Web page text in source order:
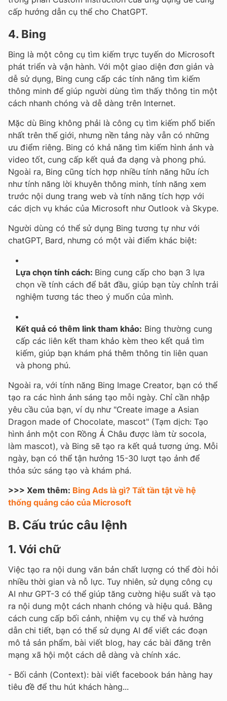
cấp hướng dẫn cụ thể cho ChatGPT.
4. Bing
Bing là một công cụ tìm kiếm trực tuyến do Microsoft
phát triển và vận hành. Với một giao diện đơn giản và
dễ sử dụng, Bing cung cấp các tính năng tìm kiếm
thông minh để giúp người dùng tìm thấy thông tin một
cách nhanh chóng và dễ dàng trên Internet.
Mặc dù Bing không phải là công cụ tìm kiếm phổ biến
nhất trên thế giới, nhưng nền tảng này vẫn có những
ưu điểm riêng. Bing có khả năng tìm kiếm hình ảnh và
video tốt, cung cấp kết quả đa dạng và phong phú.
Ngoài ra, Bing cũng tích hợp nhiều tính năng hữu ích
như tính năng lời khuyên thông minh, tính năng xem
trước nội dung trang web và tính năng tích hợp với
các dịch vụ khác của Microsoft như Outlook và Skype.
Người dùng có thể sử dụng Bing tương tự như với
chatGPT, Bard, nhưng có một vài điểm khác biệt:
Lựa chọn tính cách: Bing cung cấp cho bạn 3 lựa
chọn về tính cách để bắt đầu, giúp bạn tùy chỉnh trải
nghiệm tương tác theo ý muốn của mình.
Kết quả có thêm link tham khảo: Bing thường cung
cấp các liên kết tham khảo kèm theo kết quả tìm
kiếm, giúp bạn khám phá thêm thông tin liên quan
và phong phú.
Ngoài ra, với tính năng Bing Image Creator, bạn có thể
tạo ra các hình ảnh sáng tạo mỗi ngày. Chỉ cần nhập
yêu cầu của bạn, ví dụ như "Create image a Asian
Dragon made of Chocolate, mascot" (Tạm dịch: Tạo
hình ảnh một con Rồng Á Châu được làm từ socola,
làm mascot), và Bing sẽ tạo ra kết quả tương ứng. Mỗi
ngày, bạn có thể tận hưởng 15-30 lượt tạo ảnh để
thỏa sức sáng tạo và khám phá.
>>> Xem thêm: Bing Ads là gì? Tất tần tật về hệ
thống quảng cáo của Microsoft
B. Cấu trúc câu lệnh
1. Với chữ
Việc tạo ra nội dung văn bản chất lượng có thể đòi hỏi
nhiều thời gian và nỗ lực. Tuy nhiên, sử dụng công cụ
AI như GPT-3 có thể giúp tăng cường hiệu suất và tạo
ra nội dung một cách nhanh chóng và hiệu quả. Bằng
cách cung cấp bối cảnh, nhiệm vụ cụ thể và hướng
dẫn chi tiết, bạn có thể sử dụng AI để viết các đoạn
mô tả sản phẩm, bài viết blog, hay các bài đăng trên
mạng xã hội một cách dễ dàng và chính xác.
- Bối cảnh (Context): bài viết facebook bán hàng hay
tiêu đề để thu hút khách hàng...